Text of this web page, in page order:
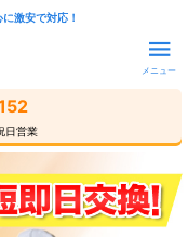
激安で対応！
メニュー
日営業